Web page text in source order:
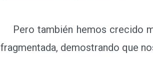
Pero también hemos crecido
fragmentada, demostrando que